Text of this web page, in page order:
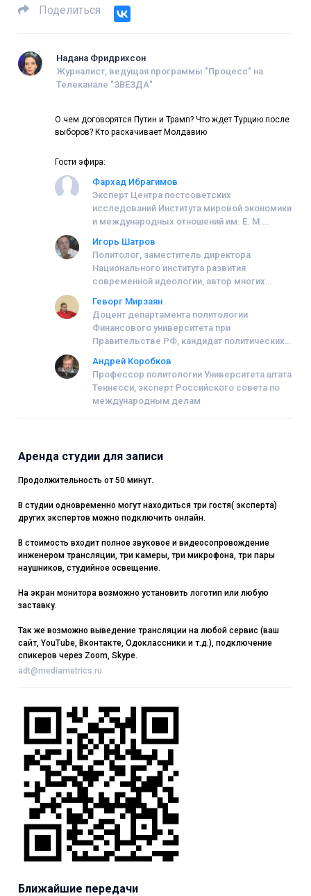
Поделиться
Надана Фридрихсон
Журналист, ведущая программы "Процесс" на
Телеканале "ЗВЕЗДА"
О чем договорятся Путин и Трамп? Что ждет Турцию после
выборов? Кто раскачивает Молдавию
Гости эфира:
Фархад Ибрагимов
Эксперт Центра постсоветских
исследований Института мировой экономики
и международных отношений им. Е. М.
Игорь Шатров
Политолог, заместитель директора
Национального института развития
современной идеологии, автор многих
Геворг Мирзаян
Доцент департамента политологии
Финансового университета при
Правительстве РФ, кандидат политических
Андрей Коробков
Профессор политологии Университета штата
Теннесси, эксперт Российского совета по
международным делам
Аренда студии для записи
Продолжительность от 50 минут.
В студии одновременно могут находиться три гостя( эксперта)
других экспертов можно подключить онлайн.
В стоимость входит полное звуковое и видеосопровождение
инженером трансляции, три камеры, три микрофона, три пары
наушников, студийное освещение.
На экран монитора возможно установить логотип или любую
заставку.
Так же возможно выведение трансляции на любой сервис (ваш
сайт, YouTube, Вконтакте, Одоклассники и т.д.), подключение
спикеров через Zoom, Skype.
adt@mediametrics.ru
Ближайшие передачи